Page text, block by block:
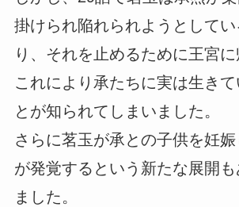
掛けられ陥れられようとして
り、それを止めるために王宮に
これにより承たちに実は生きて
とが知られてしまいました。
さらに茗玉が承との子供を妊
が発覚するという新たな展開
ました。